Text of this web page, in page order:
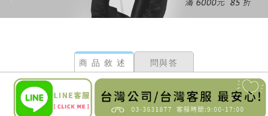
商品敘述 問與答